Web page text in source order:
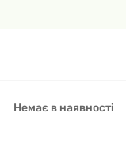
Немає в наявності